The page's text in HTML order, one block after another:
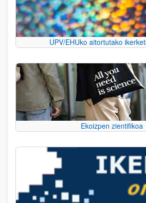
UPV/EHUko aitortutako
Ekoizpen zientifikoa